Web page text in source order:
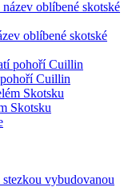
oblíbené skotské
Cuillin
Skotsku